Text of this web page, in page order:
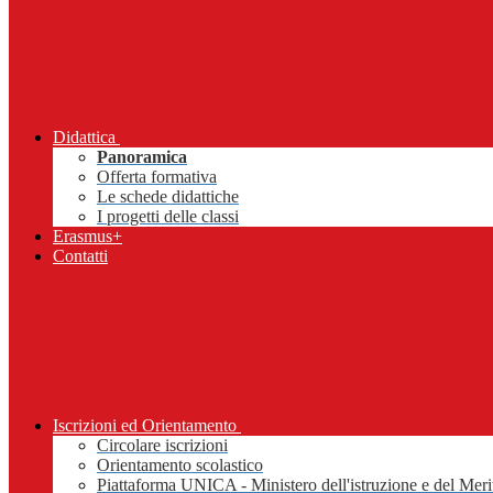
Didattica
Panoramica
Offerta formativa
Le schede didattiche
I progetti delle classi
Erasmus+
Contatti
Iscrizioni ed Orientamento
Circolare iscrizioni
Orientamento scolastico
Piattaforma UNICA - Ministero dell'istruzione e del